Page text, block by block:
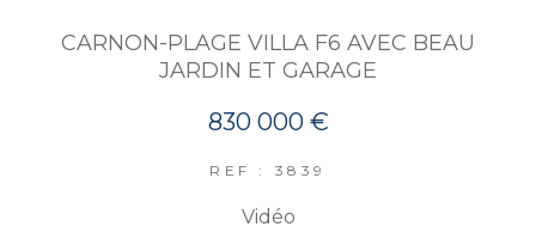
CARNON-PLAGE VILLA F6 AVEC BEAU
JARDIN ET GARAGE
830 000 €
REF : 3839
Vidéo